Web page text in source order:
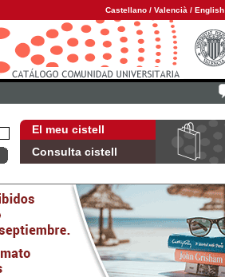
Castellano / Valencià / English
El meu cistell
Consulta cistell